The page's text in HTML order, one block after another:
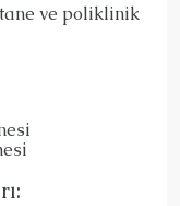
ve poliklinik